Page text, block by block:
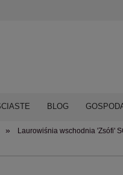
BLOG
» Laurowiśnia wschodnia 'Zsófi'